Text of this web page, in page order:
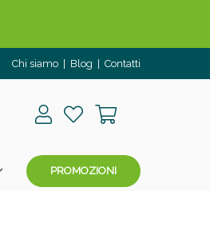
Chi siamo Blog Contatti
PROMOZIONI